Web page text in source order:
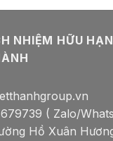
NHIỆM HỮU
( Zalo/
Hồ Xuân